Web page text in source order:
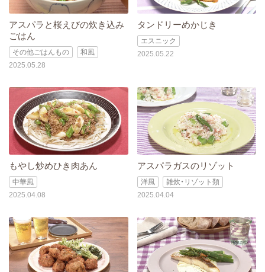
アスパラと桜えびの炊き込み
ごはん
その他ごはんもの
和風
2025.05.28
タンドリーめかじき
エスニック
2025.05.22
もやし炒めひき肉あん
中華風
2025.04.08
アスパラガスのリゾット
洋風
雑炊・リゾット類
2025.04.04